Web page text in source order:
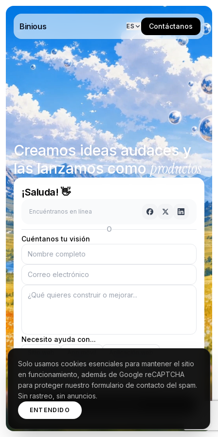
Contacto — Estudio creativo Binious
Binious
ES Contáctanos
Creamos ideas audaces y
las lanzamos como productos
¡Saluda! 👋
Encuéntranos en línea
O
Cuéntanos tu visión
Necesito ayuda con...
Marketing digital Crecimiento y consultoría Otro
Enviar mi mensaje
Solo usamos cookies esenciales para mantener el sitio
en funcionamiento, además de Google reCAPTCHA
para proteger nuestro formulario de contacto del spam.
Sin rastreo, sin anuncios.
ENTENDIDO